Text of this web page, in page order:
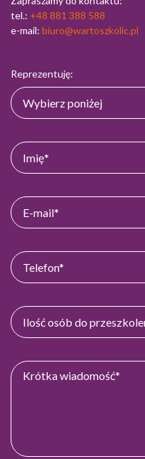
tel.: +48 881 388 588
e-mail: biuro@wartoszkolic.pl
Reprezentuję: